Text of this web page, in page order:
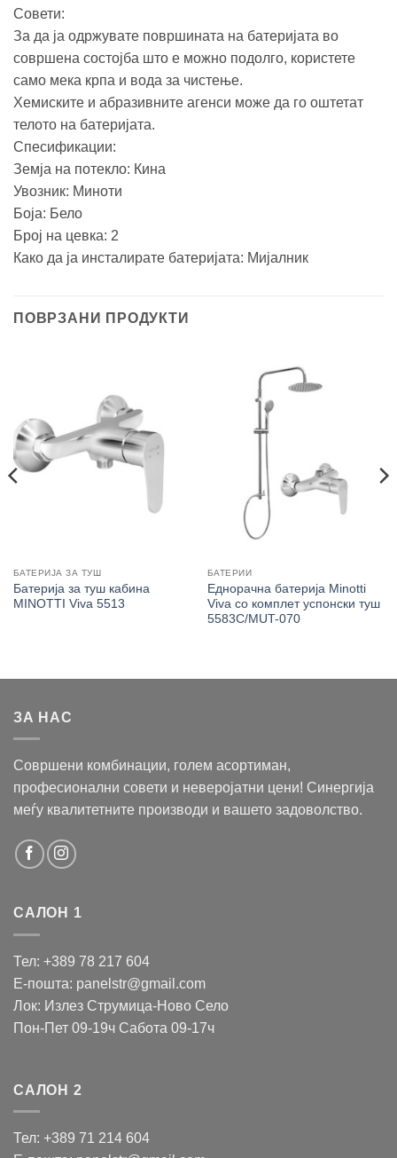
Совети:
За да ја одржувате површината на батеријата во
совршена состојба што е можно подолго, користете
само мека крпа и вода за чистење.
Хемиските и абразивните агенси може да го оштетат
телото на батеријата.
Спесификации:
Земја на потекло: Кина
Увозник: Миноти
Боја: Бело
Број на цевкa: 2
Како да ја инсталирате батеријата: Мијалник
ПОВРЗАНИ ПРОДУКТИ
БАТЕРИЈА ЗА ТУШ
Батерија за туш кабина
MINOTTI Viva 5513
БАТЕРИИ
Еднорачна батерија Minotti
Viva со комплет успонски туш
5583C/MUT-070
ЗА НАС
Совршени комбинации, голем асортиман,
професионални совети и неверојатни цени! Синергија
меѓу квалитетните производи и вашето задоволство.
САЛОН 1
Тел: +389 78 217 604
Е-пошта: panelstr@gmail.com
Лок: Излез Струмица-Ново Село
Пон-Пет 09-19ч Сабота 09-17ч
САЛОН 2
Тел: +389 71 214 604